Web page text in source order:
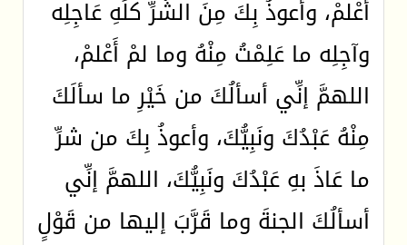
أَعْلمْ، وأعوذُ بِكَ مِنَ الشَّرِّ كلِّهِ عَاجِلِه
وآجِلِه ما عَلِمْتُ مِنْهُ وما لمْ أَعْلمْ،
اللهمَّ إنِّي أسألُكَ من خَيْرِ ما سألَكَ
مِنْهُ عَبْدُكَ ونَبِيُّكَ، وأعوذُ بِكَ من شرِّ
ما عَاذَ بهِ عَبْدُكَ ونَبِيُّكَ، اللهمَّ إنِّي
أسألُكَ الجنةَ وما قَرَّبَ إليها من قَوْلٍ